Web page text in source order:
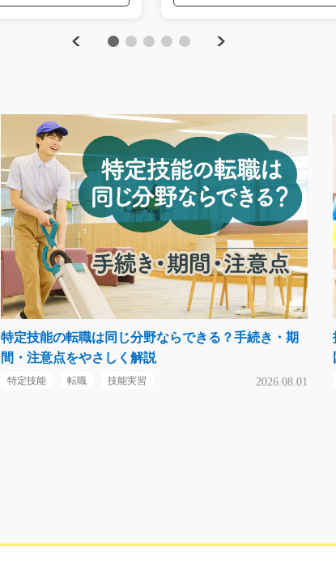
Previous Next
特定技能の転職は同じ分野ならできる？手続き・期
間・注意点をやさしく解説
特定技能 転職 技能実習 2026.08.01